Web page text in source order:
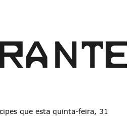
que esta quinta-feira, 31